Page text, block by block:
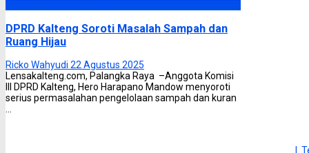
DPRD Kalteng Soroti Masalah Sampah dan
Ruang Hijau
Ricko Wahyudi 22 Agustus 2025
Lensakalteng.com, Palangka Raya –Anggota Komisi
III DPRD Kalteng, Hero Harapano Mandow menyoroti
serius permasalahan pengelolaan sampah dan kuran
|